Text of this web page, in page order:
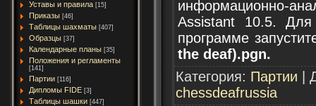
Уставы и правила [15]
Приказы [46]
Таблицы шахматы [407]
Образцы [37]
Календарные планы [35]
Положения и регламенты
[141]
Партии [116]
Дипломы FIDE [3]
Таблицы шашки [447]
информационно-
Assistant 10.5.
программе
the deaf).pgn.
Категория: Партии |
chessdeafrussia